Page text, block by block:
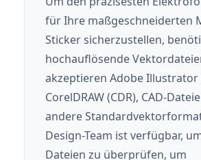
für Ihre maßgeschneiderten
Sticker sicherzustellen,
hochauflösende
akzeptieren Adobe Illustrator
CorelDRAW (CDR), CAD-
andere
Design-Team ist verfügbar,
Dateien zu überprüfen, um